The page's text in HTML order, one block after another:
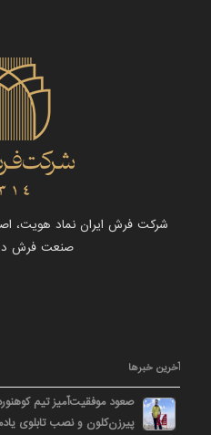
شرکت فرش ایران نماد هویت،
صنعت فرش
آخرین خبرها
صعود موفقیت‌آمیز تیم
پیرزن‌کلون و نصب تابلوی